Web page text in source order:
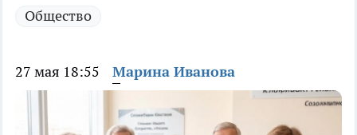
Общество
27 мая 18:55 Марина Иванова